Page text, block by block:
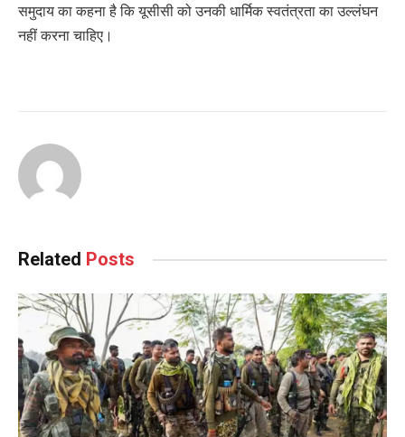
समुदाय का कहना है कि यूसीसी को उनकी धार्मिक स्वतंत्रता का उल्लंघन
नहीं करना चाहिए।
Related Posts